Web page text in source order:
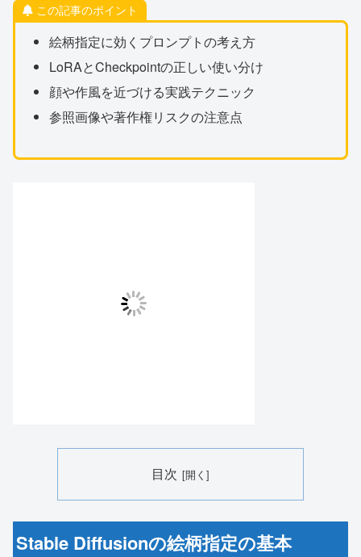
この記事のポイント
絵柄指定に効くプロンプトの考え方
LoRAとCheckpointの正しい使い分け
顔や作風を近づける実践テクニック
参照画像や著作権リスクの注意点
目次
Stable Diffusionの絵柄指定の基本